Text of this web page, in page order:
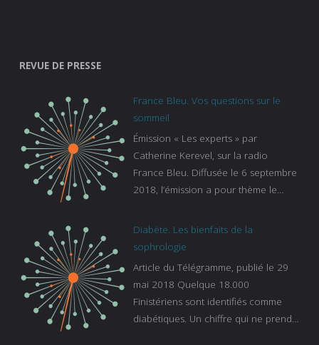
REVUE DE PRESSE
France Bleu. Vos questions sur le
sommeil
Émission « Les experts » par
Catherine Kerevel, sur la radio
France Bleu. Diffusée le 6 septembre
2018, l’émission a pour thème le
bleu :
https://www.francebleu.fr/emissions/l
sur-le-sommeil
Diabète. Les bienfaits de la
sophrologie
Article du Télégramme, publié le 29
mai 2018 Quelque 18.000
Finistériens sont identifiés comme
diabétiques. Un chiffre qui ne prend